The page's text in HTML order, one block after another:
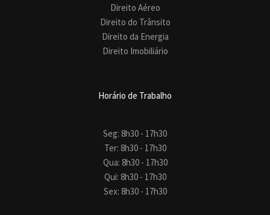
Direito Aéreo
Direito do Trânsito
Direito da Energia
Direito Imobiliário
Horário de Trabalho
Seg: 8h30 - 17h30
Ter: 8h30 - 17h30
Qua: 8h30 - 17h30
Qui: 8h30 - 17h30
Sex: 8h30 - 17h30